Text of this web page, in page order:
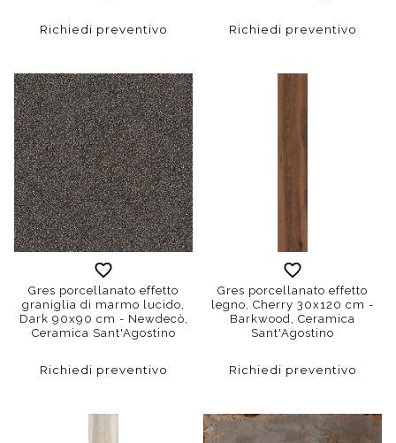
Richiedi preventivo Richiedi preventivo
Gres porcellanato effetto
graniglia di marmo lucido,
Dark 90x90 cm - Newdecò,
Ceramica Sant'Agostino
Richiedi preventivo
Gres porcellanato effetto
legno, Cherry 30x120 cm -
Barkwood, Ceramica
Sant'Agostino
Richiedi preventivo